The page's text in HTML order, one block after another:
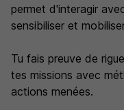
permet d'interagir
sensibiliser et
Tu fais preuve de
tes missions avec
actions menées.